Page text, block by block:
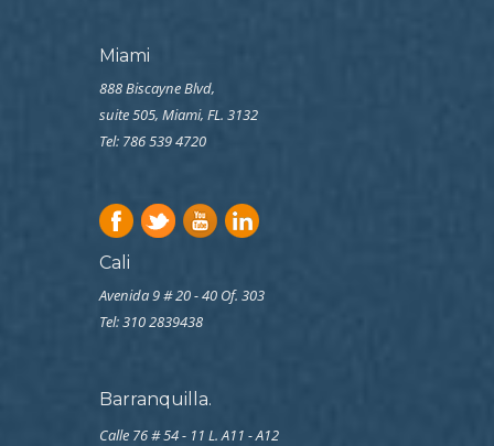
Miami
888 Biscayne Blvd,
suite 505, Miami, FL. 3132
Tel: 786 539 4720
Cali
Avenida 9 # 20 - 40 Of. 303
Tel:310 2839438
Barranquilla.
Calle 76 # 54 - 11 L. A11 - A12